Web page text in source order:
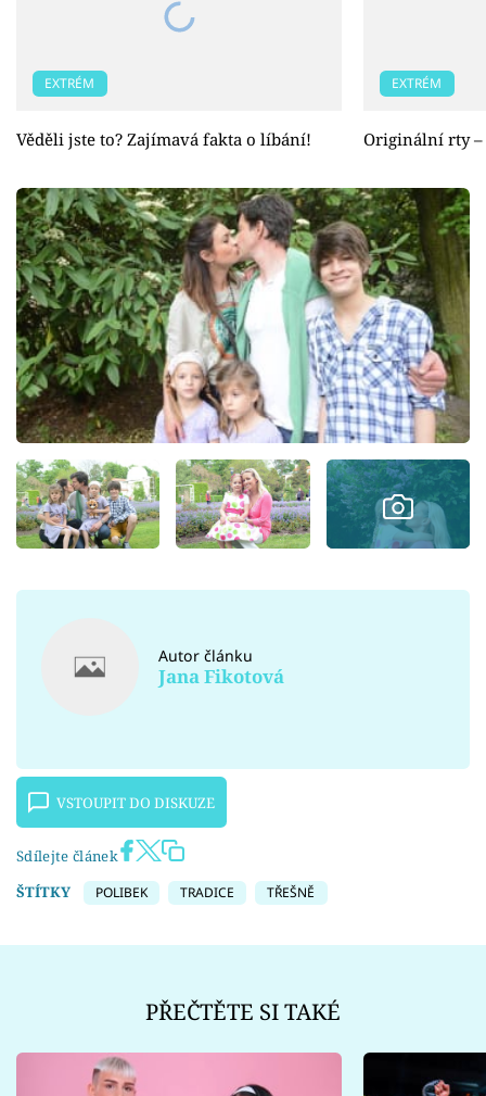
EXTRÉM
Věděli jste to? Zajímavá fakta o líbání!
EXTRÉM
Originální rty
Autor článku
Jana Fikotová
VSTOUPIT DO DISKUZE
Sdílejte článek
ŠTÍTKY
POLIBEK TRADICE TŘEŠNĚ
PŘEČTĚTE SI TAKÉ